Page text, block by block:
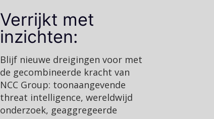
Verrijkt met
inzichten:
Blijf nieuwe dreigingen voor met
de gecombineerde kracht van
NCC Group: toonaangevende
threat intelligence, wereldwijd
onderzoek, geaggregeerde